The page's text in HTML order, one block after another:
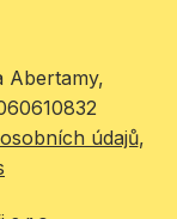
Abertamy,
údajů